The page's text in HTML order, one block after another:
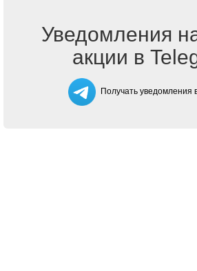
Уведомления
акции в
Получать уведомления